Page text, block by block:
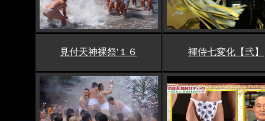
見付天神裸祭'１６ 褌侍七変化【弐】